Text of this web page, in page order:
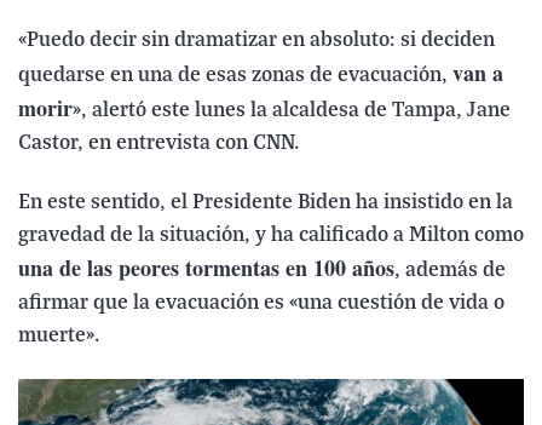
«Puedo decir sin dramatizar en absoluto: si deciden
quedarse en una de esas zonas de evacuación, van a
morir», alertó este lunes la alcaldesa de Tampa, Jane
Castor, en entrevista con CNN.
En este sentido, el Presidente Biden ha insistido en la
gravedad de la situación, y ha calificado a Milton como
una de las peores tormentas en 100 años, además de
afirmar que la evacuación es «una cuestión de vida o
muerte».